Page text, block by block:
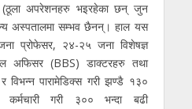
(ठूला अपरेशनहरु भइरहेका छन् जुन
अस्पतालमा सम्भव छैनन्। हाल यस
प्रोफेसर, २४-२५ जना विशेषज्ञ
अफिसर (BBS) डाक्टरहरु तथा
विभन्न पारामेडिक्स गरी झण्डै १३०
गरी ३०० भन्दा बढी